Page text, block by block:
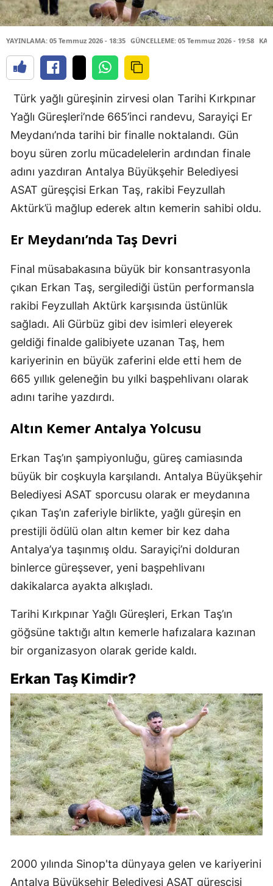
YAYINLAMA: 05 Temmuz 2026 - 18:35 GÜNCELLEME: 05 Temmuz 2026 - 19:58
Türk yağlı güreşinin zirvesi olan Tarihi Kırkpınar
Yağlı Güreşleri’nde 665’inci randevu, Sarayiçi Er
Meydanı’nda tarihi bir finalle noktalandı. Gün
boyu süren zorlu mücadelelerin ardından finale
adını yazdıran Antalya Büyükşehir Belediyesi
ASAT güreşçisi Erkan Taş, rakibi Feyzullah
Aktürk’ü mağlup ederek altın kemerin sahibi oldu.
Er Meydanı’nda Taş Devri
Final müsabakasına büyük bir konsantrasyonla
çıkan Erkan Taş, sergilediği üstün performansla
rakibi Feyzullah Aktürk karşısında üstünlük
sağladı. Ali Gürbüz gibi dev isimleri eleyerek
geldiği finalde galibiyete uzanan Taş, hem
kariyerinin en büyük zaferini elde etti hem de
665 yıllık geleneğin bu yılki başpehlivanı olarak
adını tarihe yazdırdı.
Altın Kemer Antalya Yolcusu
Erkan Taş’ın şampiyonluğu, güreş camiasında
büyük bir coşkuyla karşılandı. Antalya Büyükşehir
Belediyesi ASAT sporcusu olarak er meydanına
çıkan Taş’ın zaferiyle birlikte, yağlı güreşin en
prestijli ödülü olan altın kemer bir kez daha
Antalya’ya taşınmış oldu. Sarayiçi’ni dolduran
binlerce güreşsever, yeni başpehlivanı
dakikalarca ayakta alkışladı.
Tarihi Kırkpınar Yağlı Güreşleri, Erkan Taş’ın
göğsüne taktığı altın kemerle hafızalara kazınan
bir organizasyon olarak geride kaldı.
Erkan Taş Kimdir?
2000 yılında Sinop'ta dünyaya gelen ve kariyerini
Antalya Büyükşehir Belediyesi ASAT güreşçisi